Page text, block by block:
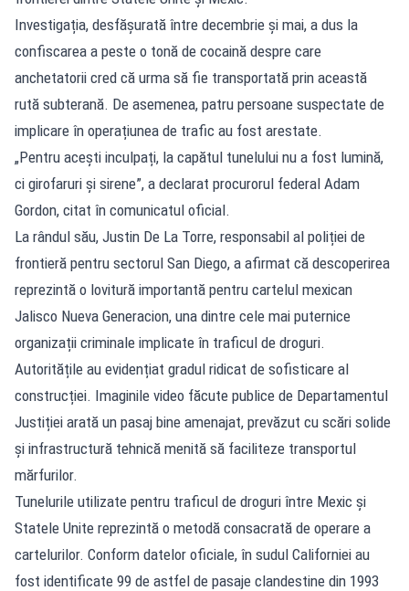
Investigația, desfășurată între decembrie și mai, a dus la
confiscarea a peste o tonă de cocaină despre care
anchetatorii cred că urma să fie transportată prin această
rută subterană. De asemenea, patru persoane suspectate de
implicare în operațiunea de trafic au fost arestate.
„Pentru acești inculpați, la capătul tunelului nu a fost lumină,
ci girofaruri și sirene”, a declarat procurorul federal Adam
Gordon, citat în comunicatul oficial.
La rândul său, Justin De La Torre, responsabil al poliției de
frontieră pentru sectorul San Diego, a afirmat că descoperirea
reprezintă o lovitură importantă pentru cartelul mexican
Jalisco Nueva Generacion, una dintre cele mai puternice
organizații criminale implicate în traficul de droguri.
Autoritățile au evidențiat gradul ridicat de sofisticare al
construcției. Imaginile video făcute publice de Departamentul
Justiției arată un pasaj bine amenajat, prevăzut cu scări solide
și infrastructură tehnică menită să faciliteze transportul
mărfurilor.
Tunelurile utilizate pentru traficul de droguri între Mexic și
Statele Unite reprezintă o metodă consacrată de operare a
cartelurilor. Conform datelor oficiale, în sudul Californiei au
fost identificate 99 de astfel de pasaje clandestine din 1993